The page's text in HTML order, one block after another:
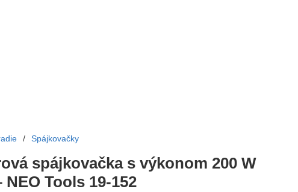
/ Spájkovačky
spájkovačka s výkonom 200 W
Tools 19-152